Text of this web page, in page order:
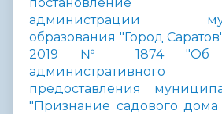
администрации
образования "Город
2019 № 1874 "Об
административного
предоставления
"Признание садового